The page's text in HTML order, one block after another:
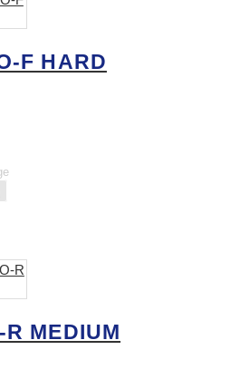
F HARD
MEDIUM